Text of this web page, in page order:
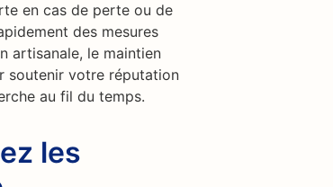
en cas de perte ou de
des mesures
artisanale, le maintien
soutenir votre réputation
au fil du temps.
les